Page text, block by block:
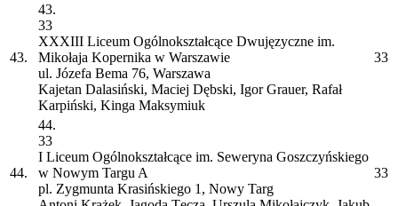
43.
43.
33
XXXIII Liceum Ogólnokształcące Dwujęzyczne im.
Mikołaja Kopernika w Warszawie
ul. Józefa Bema 76, Warszawa
Kajetan Dalasiński, Maciej Dębski, Igor Grauer, Rafał
Karpiński, Kinga Maksymiuk
33
44.
44.
33
I Liceum Ogólnokształcące im. Seweryna Goszczyńskiego
w Nowym Targu A
pl. Zygmunta Krasińskiego 1, Nowy Targ
33